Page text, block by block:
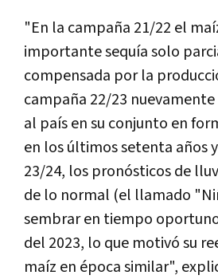
"En la campaña 21/22 el
importante sequía solo
compensada por la
campaña 22/23
al país en su conjunto en
en los últimos setenta años
23/24, los pronósticos de
de lo normal (el llamado
sembrar en tiempo
del 2023, lo que motivó su
maíz en época similar",